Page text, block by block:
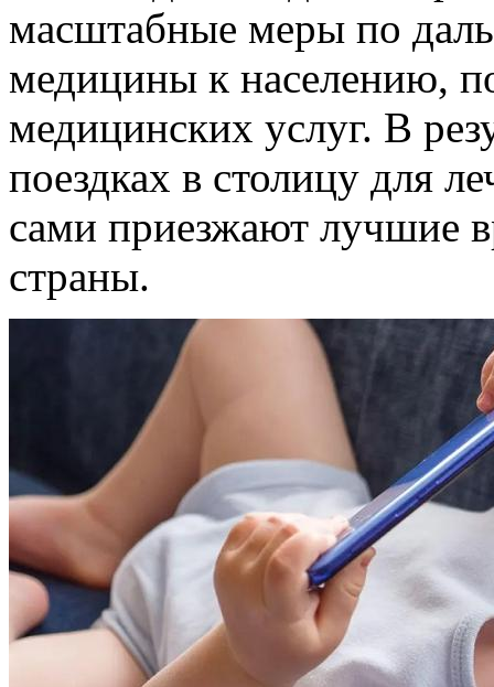
масштабные меры по
медицины к населению,
медицинских услуг. В
поездках в столицу для
сами приезжают лучшие
страны.